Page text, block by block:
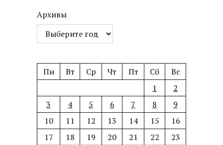
Архивы
Пн Вт Ср Чт Пт Сб
Вс
1
2
3
4 5 6 7 8
9
10
11 12 13 14 15
16
17
18 19 20 21 22
23